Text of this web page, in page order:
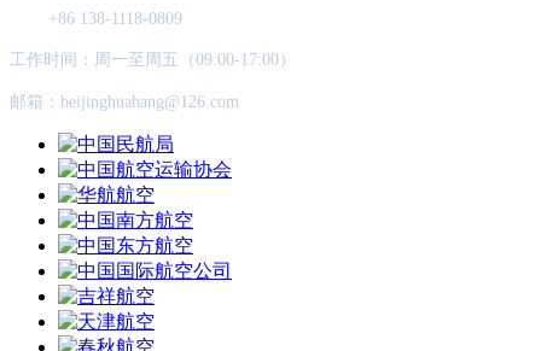
+86 138-1118-0809
工作时间：周一至周五（09:00-17:00）
邮箱：beijinghuahang@126.com